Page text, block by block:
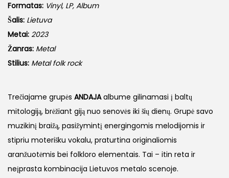
Formatas: Vinyl, LP, Album
Šalis: Lietuva
Metai: 2023
Žanras: Metal
Stilius: Metal folk rock
Trečiajame grupės ANDAJAalbume gilinamasi į baltų
mitologiją, brėžiant giją nuo senovės iki šių dienų. Grupė savo
muzikinį braižą, pasižymintį energingomis melodijomis ir
stipriu moterišku vokalu, praturtina originaliomis
aranžuotėmis bei folkloro elementais. Tai – itin reta ir
neįprasta kombinacija Lietuvos metalo scenoje.